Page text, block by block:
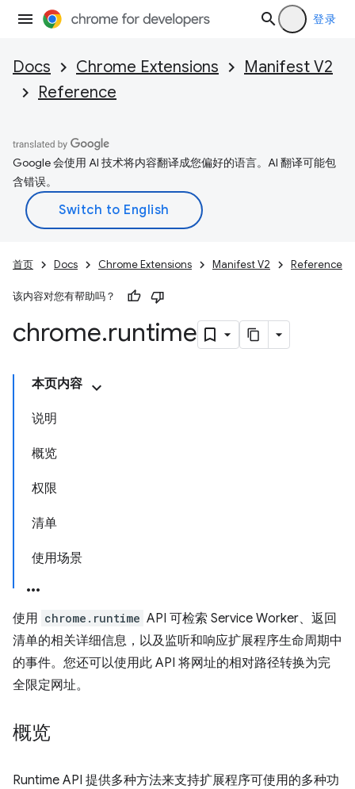
登录
Docs Chrome Extensions
Manifest V2
Reference
Google 会使用 AI 技术将内容翻译成您偏好的语言。AI 翻译可能包
含错误。
首页 Docs Chrome Extensions Manifest V2 Reference
该内容对您有帮助吗？
chrome.runtime
本页内容
说明
概览
权限
清单
使用场景
使用 chrome.runtime API 可检索 Service Worker、返回
清单的相关详细信息，以及监听和响应扩展程序生命周期中
的事件。您还可以使用此 API 将网址的相对路径转换为完
全限定网址。
概览
Runtime API 提供多种方法来支持扩展程序可使用的多种功